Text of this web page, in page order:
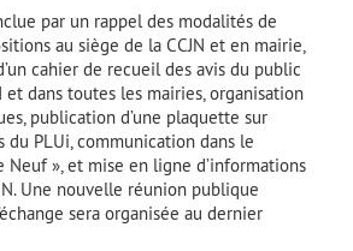
par un rappel des modalités de
au siège de la CCJN et en mairie,
cahier de recueil des avis du public
et dans toutes les mairies, organisation
publication d’une plaquette sur
du PLUi, communication dans le
Neuf », et mise en ligne d’informations
Une nouvelle réunion publique
sera organisée au dernier